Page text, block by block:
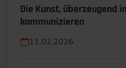
Die Kunst, überzeugend
kommunizieren
11.02.2026